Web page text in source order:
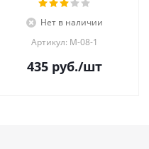
Нет в наличии
Артикул: М-08-1
435 руб./шт